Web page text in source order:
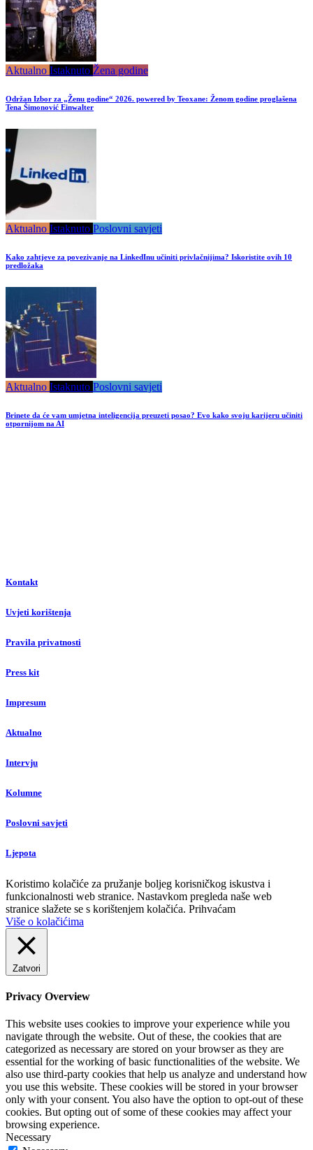
Aktualno Istaknuto Žena godine
Održan Izbor za „Ženu godine“ 2026. powered by Teoxane: Ženom godine proglašena
Tena Šimonović Einwalter
Aktualno Istaknuto Poslovni savjeti
Kako zahtjeve za povezivanje na LinkedInu učiniti privlačnijima? Iskoristite ovih 10
predložaka
Aktualno Istaknuto Poslovni savjeti
Brinete da će vam umjetna inteligencija preuzeti posao? Evo kako svoju karijeru učiniti
otpornijom na AI
Kontakt
Uvjeti korištenja
Pravila privatnosti
Press kit
Impresum
Aktualno
Intervju
Kolumne
Poslovni savjeti
Ljepota
Koristimo kolačiće za pružanje boljeg korisničkog iskustva i
funkcionalnosti web stranice. Nastavkom pregleda naše web
stranice slažete se s korištenjem kolačića. Prihvaćam
Više o kolačićima
Zatvori
Privacy Overview
This website uses cookies to improve your experience while you
navigate through the website. Out of these, the cookies that are
categorized as necessary are stored on your browser as they are
essential for the working of basic functionalities of the website. We
also use third-party cookies that help us analyze and understand how
you use this website. These cookies will be stored in your browser
only with your consent. You also have the option to opt-out of these
cookies. But opting out of some of these cookies may affect your
browsing experience.
Necessary